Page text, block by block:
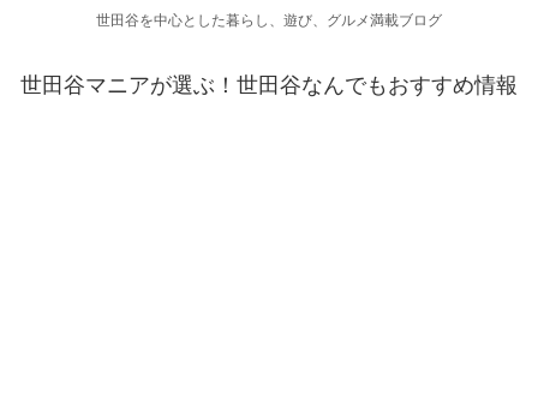
世田谷を中心とした暮らし、遊び、グルメ満載ブログ
世田谷マニアが選ぶ！世田谷なんでもおすすめ情報